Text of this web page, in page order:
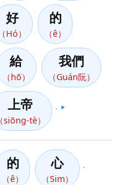
好
（Hó）
的
（ê）
給
（hō͘）
我們
（Guán阮）
上帝
（siōng-tè）
▶️
的
（ê）
心
（Sim）